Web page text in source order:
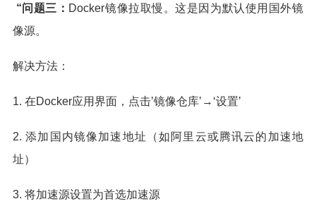
“问题三： Docker镜像拉取慢。这是因为默认使用国外镜
像源。
解决方法：
1. 在Docker应用界面，点击’镜像仓库’→‘设置’
2. 添加国内镜像加速地址（如阿里云或腾讯云的加速地
址）
3. 将加速源设置为首选加速源